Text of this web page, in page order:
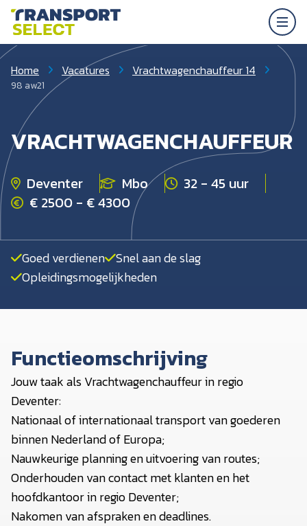
Home Vacatures Vrachtwagenchauffeur 14
98 aw21
VRACHTWAGENCHAUFFEUR
Deventer Mbo
32 - 45 uur
€ 2500 - € 4300
Goed verdienen Snel aan de slag
Opleidingsmogelijkheden
Functieomschrijving
Jouw taak als Vrachtwagenchauffeur in regio
Deventer:
Nationaal of internationaal transport van goederen
binnen Nederland of Europa;
Nauwkeurige planning en uitvoering van routes;
Onderhouden van contact met klanten en het
hoofdkantoor in regio Deventer;
Nakomen van afspraken en deadlines.